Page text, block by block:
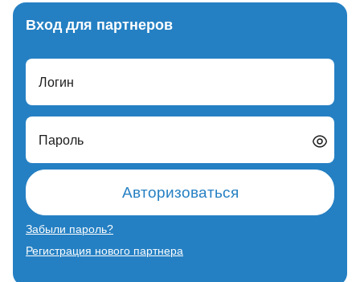
Вход для партнеров
Логин
Пароль
Авторизоваться
Забыли пароль?
Регистрация нового партнера